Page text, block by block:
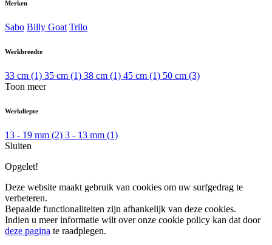
Merken
Sabo Billy Goat Trilo
Werkbreedte
33 cm (1) 35 cm (1) 38 cm (1) 45 cm (1) 50 cm (3)
Toon meer
Werkdiepte
13 - 19 mm (2) 3 - 13 mm (1)
Sluiten
Opgelet!
Deze website maakt gebruik van cookies om uw surfgedrag te
verbeteren.
Bepaalde functionaliteiten zijn afhankelijk van deze cookies.
Indien u meer informatie wilt over onze cookie policy kan dat door
deze pagina te raadplegen.